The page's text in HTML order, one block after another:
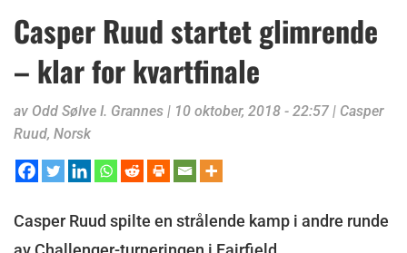
Casper Ruud startet glimrende
– klar for kvartfinale
av Odd Sølve I. Grannes | 10 oktober, 2018 - 22:57 | Casper
Ruud, Norsk
Casper Ruud spilte en strålende kamp i andre runde